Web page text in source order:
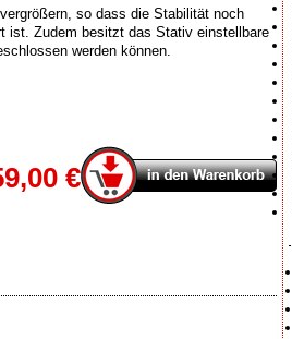
so dass die Stabilität noch
ist. Zudem besitzt das Stativ einstellbare
werden können.
€